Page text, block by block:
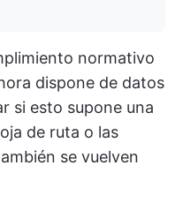
normativo
dispone de datos
si esto supone una
de ruta o las
se vuelven